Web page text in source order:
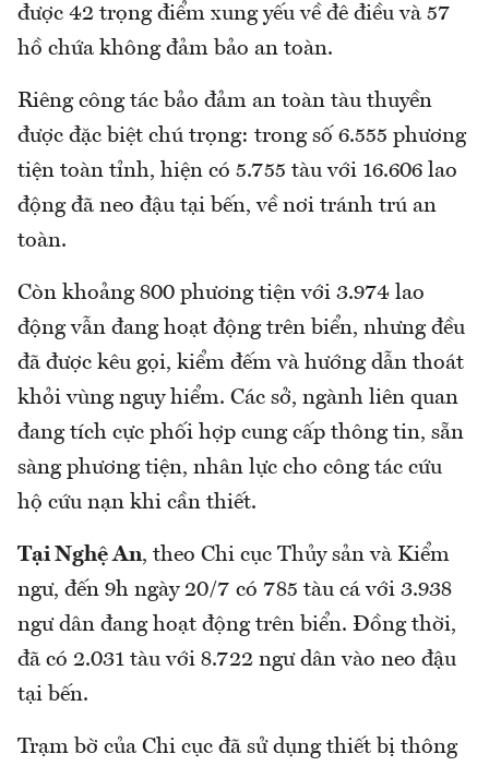
được 42 trọng điểm xung yếu về đê điều và 57
hồ chứa không đảm bảo an toàn.
Riêng công tác bảo đảm an toàn tàu thuyền
được đặc biệt chú trọng: trong số 6.555 phương
tiện toàn tỉnh, hiện có 5.755 tàu với 16.606 lao
động đã neo đậu tại bến, về nơi tránh trú an
toàn.
Còn khoảng 800 phương tiện với 3.974 lao
động vẫn đang hoạt động trên biển, nhưng đều
đã được kêu gọi, kiểm đếm và hướng dẫn thoát
khỏi vùng nguy hiểm. Các sở, ngành liên quan
đang tích cực phối hợp cung cấp thông tin, sẵn
sàng phương tiện, nhân lực cho công tác cứu
hộ cứu nạn khi cần thiết.
Tại Nghệ An, theo Chi cục Thủy sản và Kiểm
ngư, đến 9h ngày 20/7 có 785 tàu cá với 3.938
ngư dân đang hoạt động trên biển. Đồng thời,
đã có 2.031 tàu với 8.722 ngư dân vào neo đậu
tại bến.
Trạm bờ của Chi cục đã sử dụng thiết bị thông